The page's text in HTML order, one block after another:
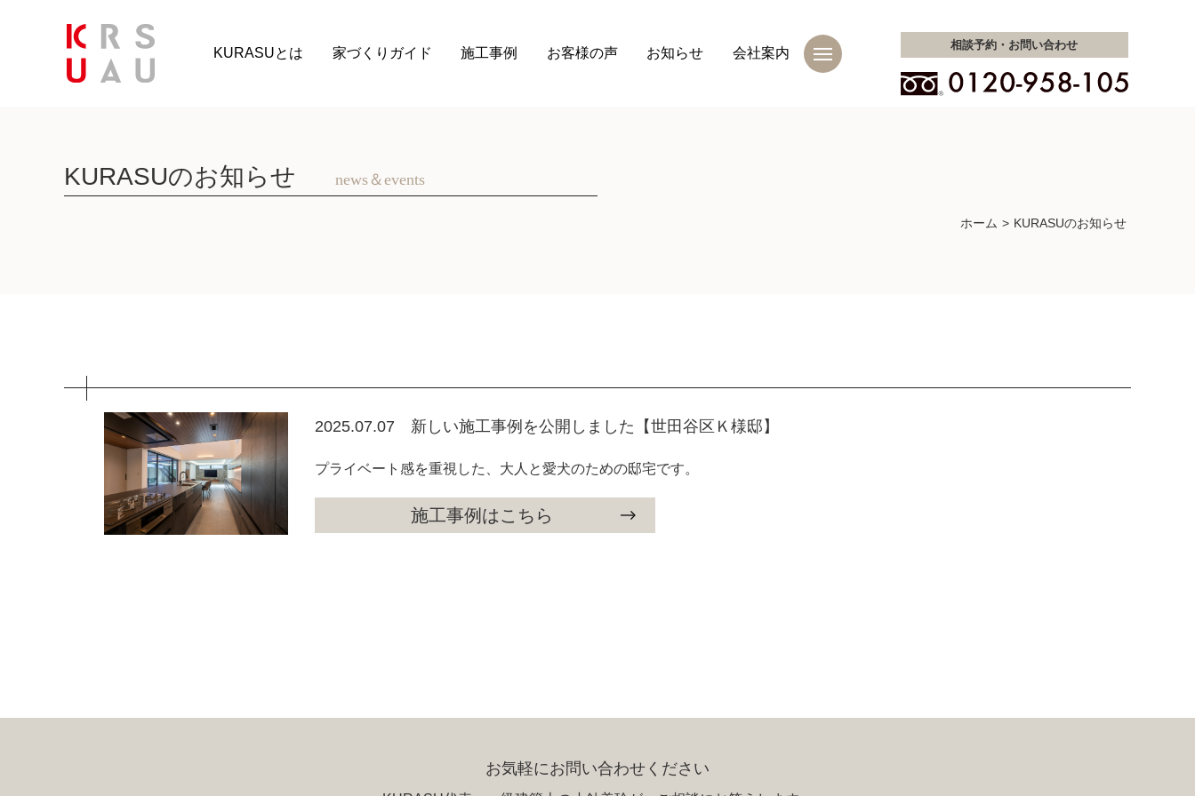
KURASUとは 家づくりガイド 施工事例 お客様の声 お知らせ 会社案内
相談予約・ お問い合わせ
KURASUのお知らせ news＆events
ホーム KURASUのお知らせ
2025.07.07 新しい施工事例を公開しました【世田谷区Ｋ様邸】
プライベート感を重視した、大人と愛犬のための邸宅です。
施工事例はこちら
お気軽にお問い合わせください